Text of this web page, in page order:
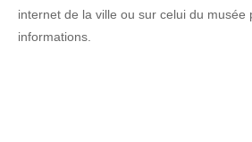
internet de la ville ou sur celui du musée
informations.